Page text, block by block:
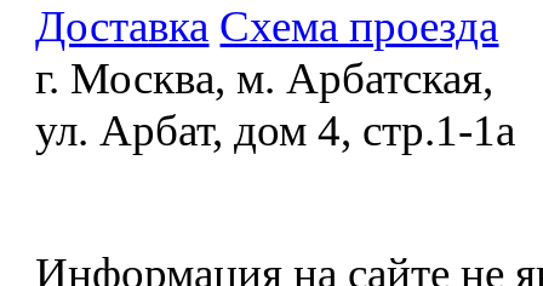
Доставка Схема проезда
г. Москва, м. Арбатская,
ул. Арбат, дом 4, стр.1-1а
Информация на сайте не